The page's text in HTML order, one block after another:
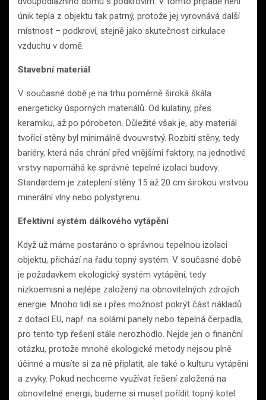
únik tepla z objektu tak patrný, protože jej vyrovnává další
místnost – podkroví, stejně jako skutečnost cirkulace
vzduchu v domě.
Stavební materiál
V současné době je na trhu poměrně široká škála
energeticky úsporných materiálů. Od kulatiny, přes
keramiku, až po pórobeton. Důležité však je, aby materiál
tvořící stěny byl minimálně dvouvrstvý. Rozbití stěny, tedy
bariéry, která nás chrání před vnějšími faktory, na jednotlivé
vrstvy napomáhá ke správné tepelné izolaci budovy.
Standardem je zateplení stěny 15 až 20 cm širokou vrstvou
minerální vlny nebo polystyrenu.
Efektivní systém dálkového vytápění
Když už máme postaráno o správnou tepelnou izolaci
objektu, přichází na řadu topný systém. V současné době
je požadavkem ekologický systém vytápění, tedy
nízkoemisní a nejlépe založený na obnovitelných zdrojích
energie. Mnoho lidí se i přes možnost pokrýt část nákladů
z dotací EU, např. na solární panely nebo tepelná čerpadla,
pro tento typ řešení stále nerozhodlo. Nejde jen o finanční
otázku, protože mnohé ekologické metody nejsou plně
účinné a musíte si za ně připlatit, ale také o kulturu vytápění
a zvyky. Pokud nechceme využívat řešení založená na
obnovitelné energii, budeme si muset pořídit topný kotel